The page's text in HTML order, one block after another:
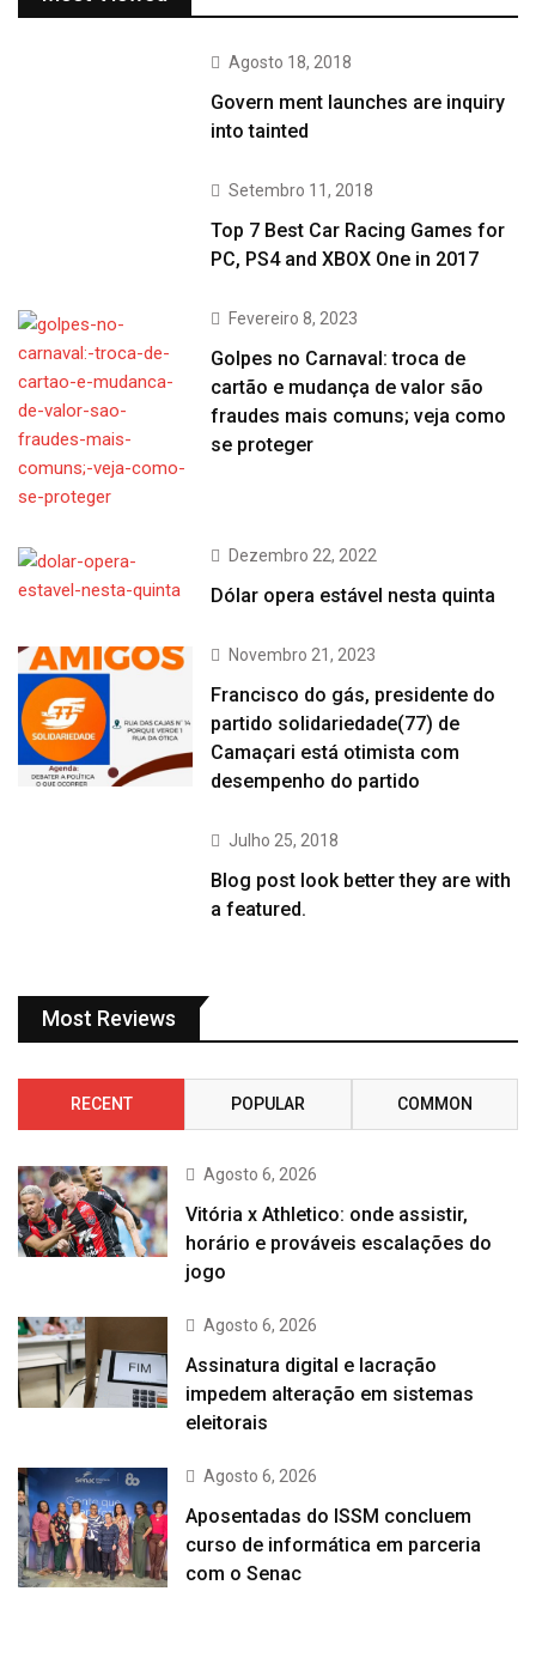
Agosto 18, 2018
Govern ment launches are inquiry
into tainted
Setembro 11, 2018
Top 7 Best Car Racing Games for
PC, PS4 and XBOX One in 2017
Fevereiro 8, 2023
Golpes no Carnaval: troca de
cartão e mudança de valor são
fraudes mais comuns; veja como
se proteger
Dezembro 22, 2022
Dólar opera estável nesta quinta
Novembro 21, 2023
Francisco do gás, presidente do
partido solidariedade(77) de
Camaçari está otimista com
desempenho do partido
Julho 25, 2018
Blog post look better they are with
a featured.
Most Reviews
RECENT POPULAR COMMON
Agosto 6, 2026
Vitória x Athletico: onde assistir,
horário e prováveis escalações do
jogo
Agosto 6, 2026
Assinatura digital e lacração
impedem alteração em sistemas
eleitorais
Agosto 6, 2026
Aposentadas do ISSM concluem
curso de informática em parceria
com o Senac